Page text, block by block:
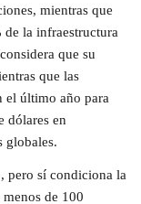
mientras que
de la infraestructura
que su
que las
el último año para
dólares en
globales.
pero sí condiciona la
menos de 100